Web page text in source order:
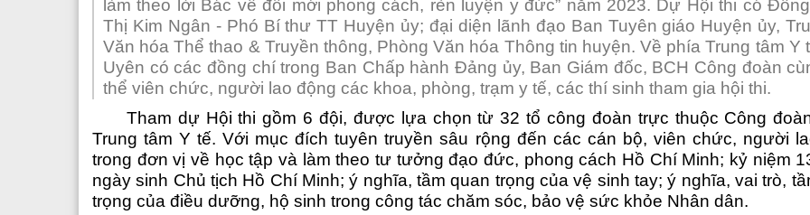
Các phòng chức năng
Văn phòng
Phòng tổ chức cán bộ
Phòng kế hoạch tài chính
Phòng nghiệp vụ y
Phòng nghiệp vụ dược
Phòng bảo trợ - trẻ em và phòng, chống tệ nạn xã hội
Nguyên lãnh đạo sở y tế qua các thời kỳ
Đảng bộ Sở y tế
Đoàn Thanh Niên
Tin hoạt động sở
Tin các chương trình y tếPhòng chống tai nạn thương tích
Y tế học đường
Dinh dưỡng cộng đồng
Dân số KHHGĐ
Tiêm chủng mở rộng
Bản tin Y tế
Tin hoạt động thi đuaHoạt động thi đua
Công bố khác
Cơ sở các BVĐK
Cơ sở tuyến xã
Cơ sở tư nhân
Phê duyệt danh mục kỹ thuật tại cơ sở
Công bố cơ sở đủ điều kiện mua bán
Cơ sở dịch vụ Thẩm mỹCơ sở trên địa bàn tỉnh
Cơ sở trên địa bàn
Cơ sở y tế tổ chức thực hiện xác định
Cơ sở y tế có phòng xét nghiệm đạt an
Cơ sở tuyến tỉnh
Cơ sở các BVĐK
DS đăng ký người hành nghề tại cơ sở
DS người hành nghề cơ
làm theo lời Bác về đổi mới phong cách, rèn luyện y đức” năm 2023. Dự Hội thi có
Thị Kim Ngân - Phó Bí thư TT Huyện ủy; đại diện lãnh đạo Ban Tuyên giáo Huyện ủy,
Văn hóa Thể thao & Truyền thông, Phòng Văn hóa Thông tin huyện. Về phía Trung tâm Y
Uyên có các đồng chí trong Ban Chấp hành Đảng ủy, Ban Giám đốc, BCH Công đoàn
thể viên chức, người lao động các khoa, phòng, trạm y tế, các thí sinh tham gia hội thi.
Tham dự Hội thi gồm 6 đội, được lựa chọn từ 32 tổ công đoàn trực thuộc Công
Trung tâm Y tế. Với mục đíchtuyên truyền sâu rộng đến các cán bộ, viên chức, người
trong đơn vị về học tập và làm theo tư tưởng đạo đức, phong cách Hồ Chí Minh; kỷ niệm
ngày sinh Chủ tịch Hồ Chí Minh; ý nghĩa, tầm quan trọng của vệ sinh tay; ý nghĩa, vai trò,
trọng của điều dưỡng, hộ sinh trong công tác chăm sóc, bảo vệ sức khỏe Nhân dân.